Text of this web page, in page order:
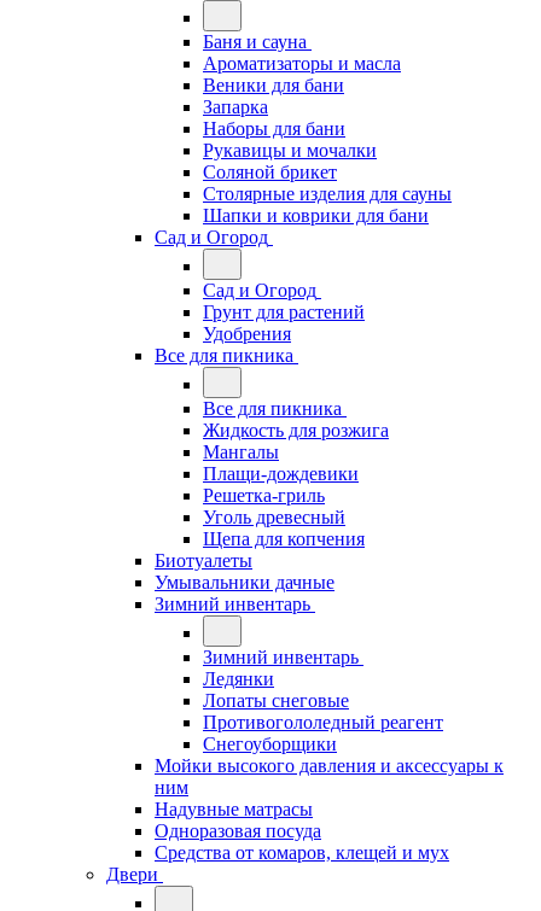
Баня и сауна
Ароматизаторы и масла
Веники для бани
Запарка
Наборы для бани
Рукавицы и мочалки
Соляной брикет
Столярные изделия для сауны
Шапки и коврики для бани
Сад и Огород
Сад и Огород
Грунт для растений
Удобрения
Все для пикника
Все для пикника
Жидкость для розжига
Мангалы
Плащи-дождевики
Решетка-гриль
Уголь древесный
Щепа для копчения
Биотуалеты
Умывальники дачные
Зимний инвентарь
Зимний инвентарь
Ледянки
Лопаты снеговые
Противогололедный реагент
Снегоуборщики
Мойки высокого давления и аксессуары к
ним
Надувные матрасы
Одноразовая посуда
Средства от комаров, клещей и мух
Двери